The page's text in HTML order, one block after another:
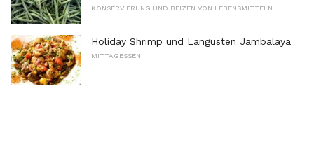
KONSERVIERUNG UND BEIZEN VON LEBENSMITTELN
Holiday Shrimp und Langusten Jambalaya
MITTAGESSEN